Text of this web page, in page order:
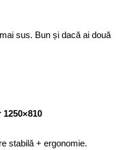
sus. Bun și dacă ai două
stabilă + ergonomie.